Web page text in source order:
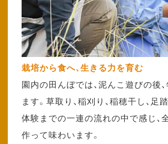
栽培から食へ、生きる力を育む
園内の田んぼでは、泥んこ遊びの後
ます。草取り、稲刈り、稲穂干し、足
体験までの一連の流れの中で感じ、
作って味わいます。